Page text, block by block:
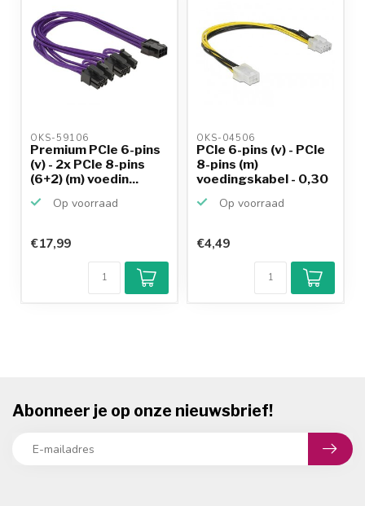
OKS-59106
Premium PCIe 6-pins
(v) - 2x PCIe 8-pins
(6+2) (m) voedin...
Op voorraad
€17,99
OKS-04506
PCIe 6-pins (v) - PCIe
8-pins (m)
voedingskabel - 0,30
Op voorraad
€4,49
Abonneer je op onze nieuwsbrief!